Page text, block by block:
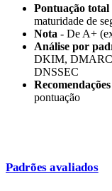
Pontuação total
maturidade de
Nota - De A+
Análise por
DKIM,
DNSSEC
Recomendações
pontuação
Padrões avaliados